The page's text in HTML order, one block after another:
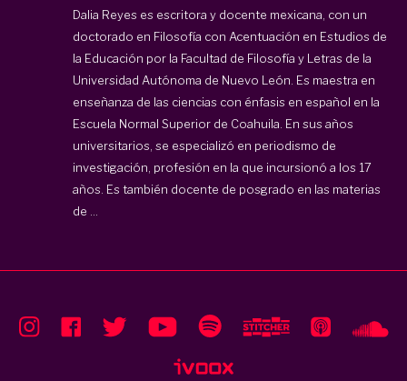
Dalia Reyes es escritora y docente mexicana, con un
doctorado en Filosofía con Acentuación en Estudios de
la Educación por la Facultad de Filosofía y Letras de la
Universidad Autónoma de Nuevo León. Es maestra en
enseñanza de las ciencias con énfasis en español en la
Escuela Normal Superior de Coahuila. En sus años
universitarios, se especializó en periodismo de
investigación, profesión en la que incursionó a los 17
años. Es también docente de posgrado en las materias
de ...